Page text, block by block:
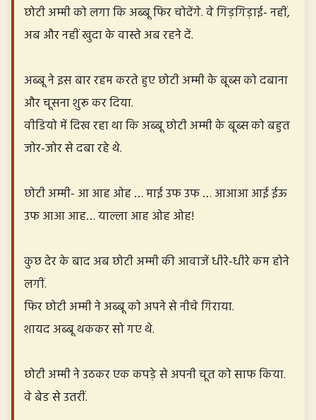
छोटी अम्मी को लगा कि अब्बू फिर चोदेंगे. वे गिड़गिड़ाई- नहीं,
अब और नहीं खुदा के वास्ते अब रहने दें.
अब्बू ने इस बार रहम करते हुए छोटी अम्मी के बूब्स को दबाना
और चूसना शुरू कर दिया.
वीडियो में दिख रहा था कि अब्बू छोटी अम्मी के बूब्स को बहुत
जोर-जोर से दबा रहे थे.
छोटी अम्मी- आ आह ओह … माई उफ उफ … आआआ आई ईऊ
उफ आआ आह… याल्ला आह ओह ओह!
कुछ देर के बाद अब छोटी अम्मी की आवाजें धीरे-धीरे कम होने
लगीं.
फिर छोटी अम्मी ने अब्बू को अपने से नीचे गिराया.
शायद अब्बू थककर सो गए थे.
छोटी अम्मी ने उठकर एक कपड़े से अपनी चूत को साफ किया.
वे बेड से उतरीं.